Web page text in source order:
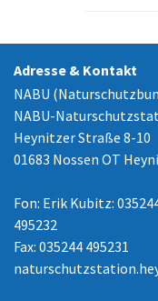
Adresse & Kontakt
NABU
NABU-
Heynitzer Straße 8-10
01683 Nossen OT
Fon: Erik Kubitz:
495232
Fax: 035244 495231